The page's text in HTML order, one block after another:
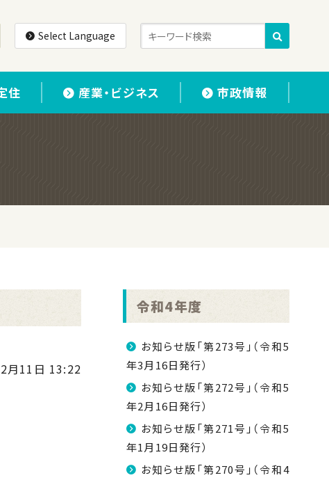
Select Language
住 産業・ビジネス 市政情報
月11日 13:22
令和4年度
お知らせ版「第273号」（令和5
年3月16日発行）
お知らせ版「第272号」（令和5
年2月16日発行）
お知らせ版「第271号」（令和5
年1月19日発行）
お知らせ版「第270号」（令和4